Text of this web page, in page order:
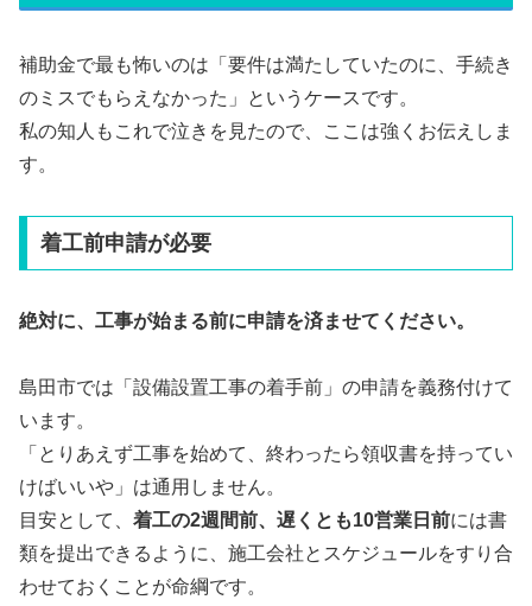
補助金で最も怖いのは「要件は満たしていたのに、手続き
のミスでもらえなかった」というケースです。
私の知人もこれで泣きを見たので、ここは強くお伝えしま
す。
着工前申請が必要
絶対に、工事が始まる前に申請を済ませてください。
島田市では「設備設置工事の着手前」の申請を義務付けて
います。
「とりあえず工事を始めて、終わったら領収書を持ってい
けばいいや」は通用しません。
目安として、 着工の2週間前、遅くとも10営業日前には書
類を提出できるように、施工会社とスケジュールをすり合
わせておくことが命綱です。